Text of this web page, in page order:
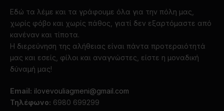
Εδώ τα λέμε και τα γράφουμε όλα για την πόλη μας,
χωρίς φόβο και χωρίς πάθος, γιατί δεν εξαρτόμαστε από
κανέναν και τίποτα.
Η διερεύνηση της αλήθειας είναι πάντα προτεραιότητά
μας και εσείς, φίλοι και αναγνώστες, είστε η μοναδική
δύναμή μας!
Email: ilovevouliagmeni@gmail.com
Τηλέφωνο: 6980 699299